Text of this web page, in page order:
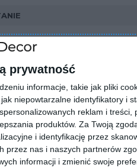
prywatność
informacje, takie jak pliki
niepowtarzalne identyfikatory i
reklam i treści,
produktów. Za Twoją
i identyfikację przez
przez nas i naszych partnerów
informacji i zmienić swoje